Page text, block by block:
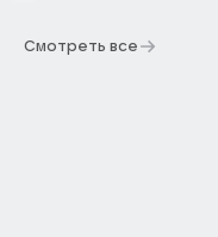
Смотреть все